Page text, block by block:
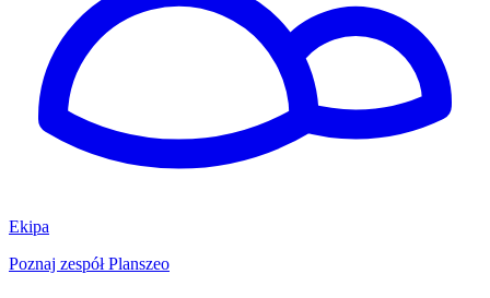
Ekipa
Poznaj zespół Planszeo